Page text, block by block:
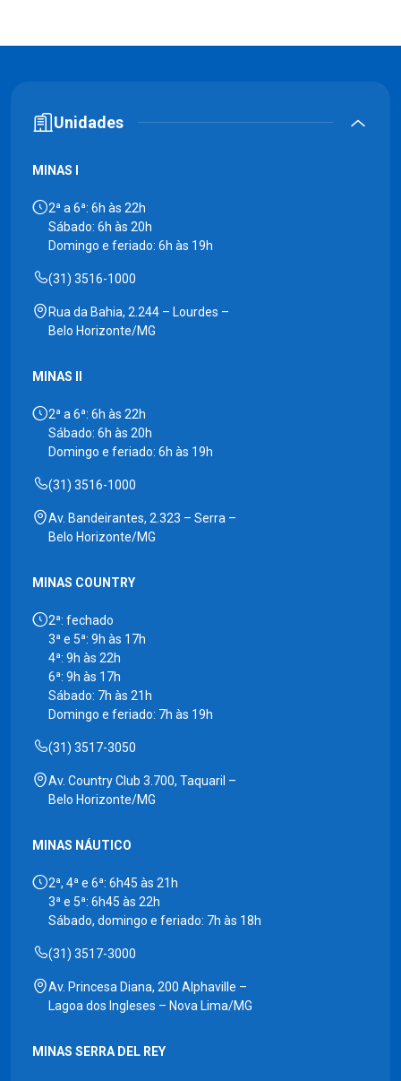
Unidades
MINAS I
2ª a 6ª: 6h às 22h
Sábado: 6h às 20h
Domingo e feriado: 6h às 19h
(31) 3516-1000
Rua da Bahia, 2.244 – Lourdes –
Belo Horizonte/MG
MINAS II
2ª a 6ª: 6h às 22h
Sábado: 6h às 20h
Domingo e feriado: 6h às 19h
(31) 3516-1000
Av. Bandeirantes, 2.323 – Serra –
Belo Horizonte/MG
MINAS COUNTRY
2ª: fechado
3ª e 5ª: 9h às 17h
4ª: 9h às 22h
6ª: 9h às 17h
Sábado: 7h às 21h
Domingo e feriado: 7h às 19h
(31) 3517-3050
Av. Country Club 3.700, Taquaril –
Belo Horizonte/MG
MINAS NÁUTICO
2ª, 4ª e 6ª: 6h45 às 21h
3ª e 5ª: 6h45 às 22h
Sábado, domingo e feriado: 7h às 18h
(31) 3517-3000
Av. Princesa Diana, 200 Alphaville –
Lagoa dos Ingleses – Nova Lima/MG
MINAS SERRA DEL REY